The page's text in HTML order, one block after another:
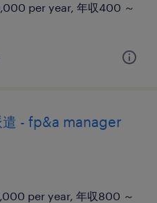
per year, 年収400 ～
遣 - fp&a manager
per year, 年収800 ～